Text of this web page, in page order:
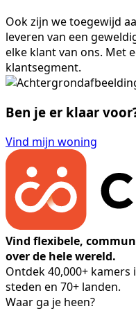
Ook zijn we toegewijd
leveren van een
elke klant van ons. Met
klantsegment.
Ben je er klaar
Vind mijn woning
Vind flexibele,
over de hele wereld.
Ontdek 40,000+ kamers
steden en 70+ landen.
Waar ga je heen?